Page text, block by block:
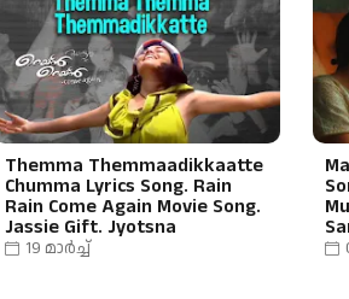
Themma Themmaadikkaatte
Chumma Lyrics Song. Rain
Rain Come Again Movie Song.
Jassie Gift. Jyotsna
19 മാർച്ച്